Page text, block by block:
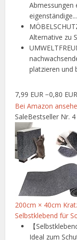
Abmessungen
eigenständige...
Alternative zu
platzieren und
7,99 EUR −0,80 EUR
Bei Amazon
SaleBestseller Nr. 4
200cm × 40cm
Selbstklebend für
【
Ideal zum